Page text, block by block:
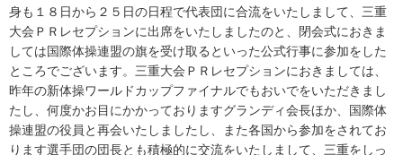
身も１８日から２５日の日程で代表団に合流をいたしまして、三重
大会ＰＲレセプションに出席をいたしましたのと、閉会式におきま
しては国際体操連盟の旗を受け取るといった公式行事に参加をした
ところでございます。三重大会ＰＲレセプションにおきましては、
昨年の新体操ワールドカップファイナルでもおいでをいただきまし
たし、何度かお目にかかっておりますグランディ会長ほか、国際体
操連盟の役員と再会いたしましたし、また各国から参加をされてお
ります選手団の団長とも積極的に交流をいたしまして、三重をしっ